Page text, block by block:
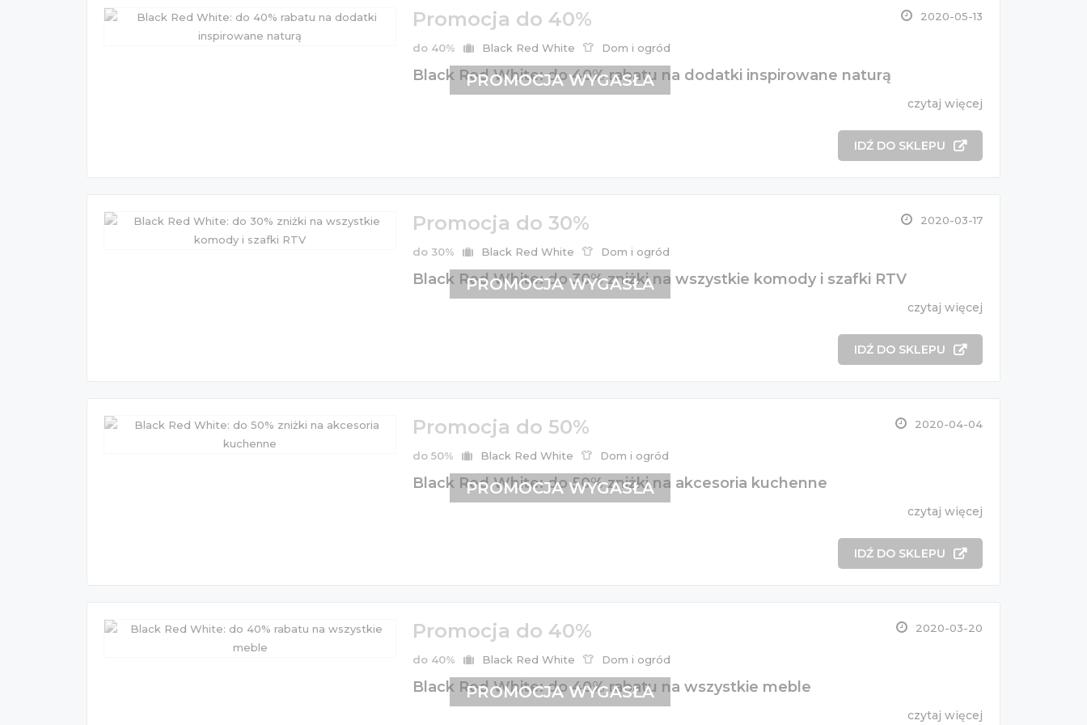
Promocja do 40% 2020-05-13
do 40% Black Red White Dom i ogród
Black Red White: do 40% rabatu na dodatki inspirowane naturą
czytaj więcej
IDŹ DO SKLEPU
PROMOCJA WYGASŁA
Promocja do 30% 2020-03-17
do 30% Black Red White Dom i ogród
Black Red White: do 30% zniżki na wszystkie komody i szafki RTV
czytaj więcej
IDŹ DO SKLEPU
PROMOCJA WYGASŁA
Promocja do 50% 2020-04-04
do 50% Black Red White Dom i ogród
Black Red White: do 50% zniżki na akcesoria kuchenne
czytaj więcej
IDŹ DO SKLEPU
PROMOCJA WYGASŁA
Promocja do 40% 2020-03-20
do 40% Black Red White Dom i ogród
Black Red White: do 40% rabatu na wszystkie meble
czytaj więcej
PROMOCJA WYGASŁA